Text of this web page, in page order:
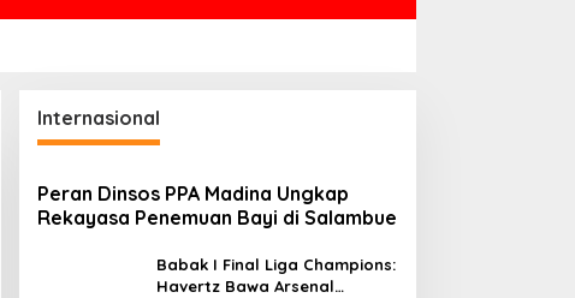
Internasional
Peran Dinsos PPA Madina Ungkap
Rekayasa Penemuan Bayi di Salambue
Babak I Final Liga Champions:
Havertz Bawa Arsenal